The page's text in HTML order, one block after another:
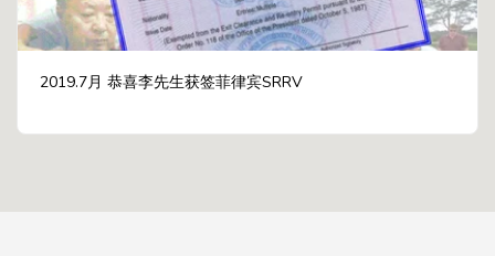
2019.7月 恭喜李先生获签菲律宾SRRV